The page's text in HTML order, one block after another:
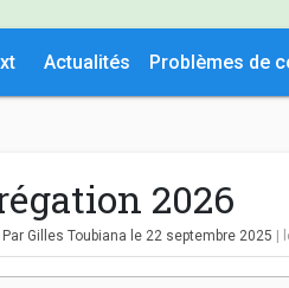
Actualités Problèmes de
2026
Par Gilles Toubiana le 22 septembre 2025